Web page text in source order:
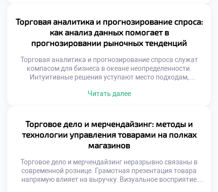
Управление сбытом требует четкой стратегии и контроля.
Каждое взаимодействие с клиентом должно приносить
результат. Автоматизация процессов освобождает […]
Торговая аналитика и прогнозирование спроса:
как анализ данных помогает в
прогнозировании рыночных тенденций
Торговая аналитика и прогнозирование спроса служат
компасом для бизнеса в океане неопределенности.
Интуитивные решения уступают место подходам,
информацию позволяет компаниям опережать изменения
транзакциях и поведении покупателей. Без грамотной
интерпретации эти массивы остаются бесполезным
цифровым шумом. Аналитические инструменты
превращают сырые […]
Читать далее
Торговое дело и мерчендайзинг: методы и
технологии управления товарами на полках
магазинов
Торговое дело и мерчендайзинг неразрывно связаны в
современной рознице. Грамотная презентация товара
напрямую влияет на выручку. Визуальное восприятие